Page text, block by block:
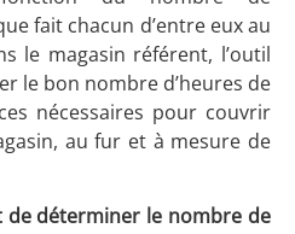
fait chacun d’entre eux au
le magasin référent, l’outil
le bon nombre d’heures de
nécessaires pour couvrir
au fur et à mesure de
déterminer le nombre de